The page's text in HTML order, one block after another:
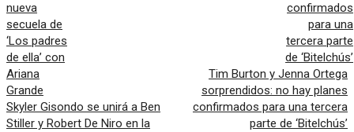
Skyler Gisondo se unirá a Ben
Stiller y Robert De Niro en la
Tim Burton y Jenna Ortega
sorprendidos: no hay planes
confirmados para una tercera
parte de ‘Bitelchús’